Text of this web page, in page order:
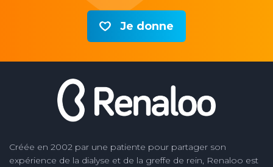
Je donne
Créée en 2002 par une patiente pour partager son
expérience de la dialyse et de la greffe de rein, Renaloo est